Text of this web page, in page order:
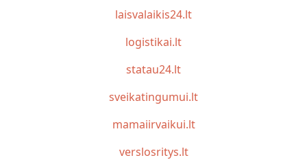
laisvalaikis24.lt
logistikai.lt
statau24.lt
sveikatingumui.lt
mamaiirvaikui.lt
verslosritys.lt